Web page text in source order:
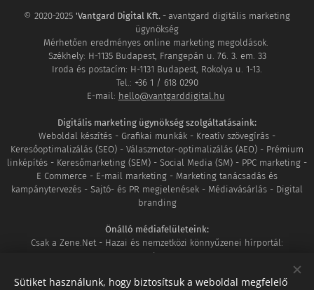
© 2020-2025 'Vantgard Digital Kft. - avantgard digitális marketing
ügynökség
Mérhetően eredményes online marketing megoldások.
Székhely: H-1135 Budapest, Frangepán u. 76. 3. em. 33
Iroda és postacím: H-1131 Budapest, Rokolya u. 1-13.
Tel.: +36 1 / 618 0290
E-mail: hello@vantgarddigital.hu
Digitális marketing ügynökség szolgáltatásaink:
Weboldal készítés - Grafikai munkák - Kreatív szövegírás -
Keresőoptimalizálás (SEO) - Válaszmotor-optimalizálás (AEO) - Prémium
linképítés - Keresőmarketing (SEM) - Social Media (SM) - PPC marketing -
E Commerce - E-mail marketing - Marketing tanácsadás és
kampánytervezés - Sajtó- és PR megjelenések - Médiavásárlás - Digital
branding
Önálló médiafelületeink:
Csak a Zene.Net - Hazai és nemzetközi könnyűzenei hírportál:
www.csakazene.net
www.mozaikvilag.hu
Sütiket használunk, hogy biztosítsuk a weboldal megfelelő